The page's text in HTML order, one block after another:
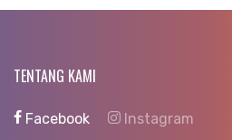
TENTANG KAMI
Facebook Instagram